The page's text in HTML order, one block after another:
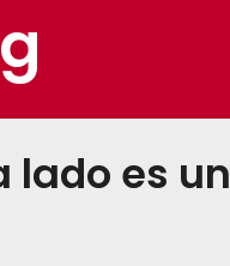
lado es un